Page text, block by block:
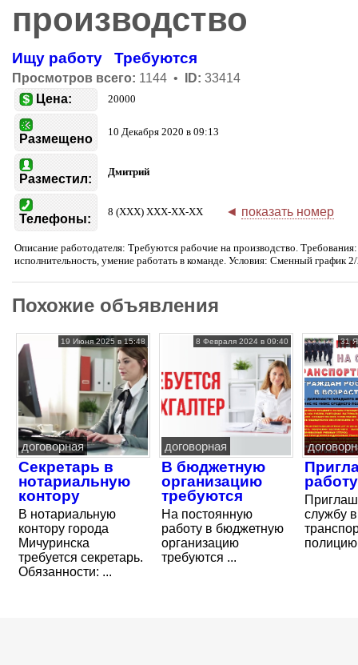
производство
Ищу работу Требуются
Просмотров всего: 1144 • ID: 33414
Цена:
20000
Размещено
10 Декабря 2020 в 09:13
Разместил:
Дмитрий
Телефоны:
8 (XXX) XXX-XX-XX ◄ показать номер
Описание работодателя: Требуются рабочие на производство.
исполнительность, умение работать в команде. Условия: Сменный график
Похожие объявления
19 Июня 2025 в 15:48
договорная
Секретарь в
нотариальную
контору
В нотариальную
контору города
Мичуринска
требуется секретарь.
Обязанности: ...
8 Февраля 2024 в 09:40
договорная
В бюджетную
организацию
требуются
На постоянную
работу в бюджетную
организацию
требуются ...
31
работу
службу в
полицию